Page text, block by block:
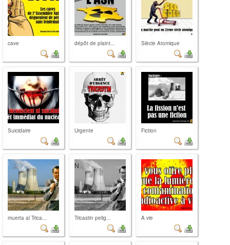
cave dépôt de plaint... Siècle Atomique
Suicidaire Urgente Fiction
muerta al Trica... Tricastin pelig... A vie